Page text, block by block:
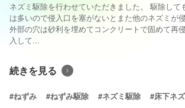
ネズミ駆除を行わせていただきました。 駆除して
は多いので侵入口を塞がないとまた他のネズミが
外部の穴は砂利を埋めてコンクリートで固めて再
入して...
続きを見る
#ねずみ #ねずみ駆除 #ネズミ駆除 #床下ネ